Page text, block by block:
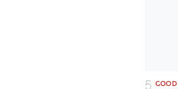
GOOD